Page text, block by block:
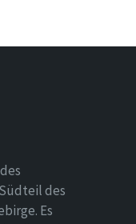
des
Es